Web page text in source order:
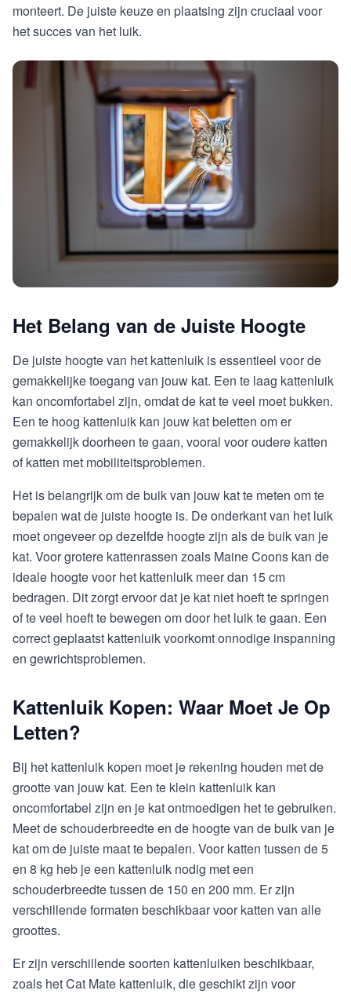
monteert. De juiste keuze en plaatsing zijn cruciaal voor
het succes van het luik.
Het Belang van de Juiste Hoogte
De juiste hoogte van het kattenluik is essentieel voor de
gemakkelijke toegang van jouw kat. Een te laag kattenluik
kan oncomfortabel zijn, omdat de kat te veel moet bukken.
Een te hoog kattenluik kan jouw kat beletten om er
gemakkelijk doorheen te gaan, vooral voor oudere katten
of katten met mobiliteitsproblemen.
Het is belangrijk om de buik van jouw kat te meten om te
bepalen wat de juiste hoogte is. De onderkant van het luik
moet ongeveer op dezelfde hoogte zijn als de buik van je
kat. Voor grotere kattenrassen zoals Maine Coons kan de
ideale hoogte voor het kattenluik meer dan 15 cm
bedragen. Dit zorgt ervoor dat je kat niet hoeft te springen
of te veel hoeft te bewegen om door het luik te gaan. Een
correct geplaatst kattenluik voorkomt onnodige inspanning
en gewrichtsproblemen.
Kattenluik Kopen: Waar Moet Je Op
Letten?
Bij het kattenluik kopen moet je rekening houden met de
grootte van jouw kat. Een te klein kattenluik kan
oncomfortabel zijn en je kat ontmoedigen het te gebruiken.
Meet de schouderbreedte en de hoogte van de buik van je
kat om de juiste maat te bepalen. Voor katten tussen de 5
en 8 kg heb je een kattenluik nodig met een
schouderbreedte tussen de 150 en 200 mm. Er zijn
verschillende formaten beschikbaar voor katten van alle
groottes.
Er zijn verschillende soorten kattenluiken beschikbaar,
zoals het Cat Mate kattenluik, die geschikt zijn voor